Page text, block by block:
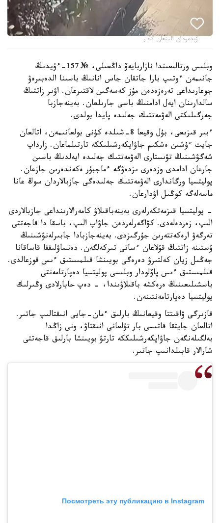
ۆيدەودان الىنعان كادر
وبلىس ورتالىعىندا نازاربايەۆ داڭعىلى، № 157-ءۇيدىڭ
جانىمەن ءوتىپ بارا جاتقان جاس انانىڭ باسىنا الدەبىرەۋ
جوعارىداعى تەرەزەدەن مۇز كەسەگىن لاقتىرعان. اۋىر زاتتىڭ
سالدارىنان ايەل ادامنىڭ باسى جارىلعان. بەينەجازبا
جەرگىلىكتى الەۋمەتتىك جەلىدە پايدا بولدى.
ءبىر قىزىعى، بۇل وقيعا 8-شىلدە كۇنى بولعانىمەن، اتالعان
جايت ءۇشىن ەشكىم جاۋاپكەرشىلىككە تارتىلماعان. زارداپ
شەگۋشىنىڭ تۋىستارى الەۋمەتتىك جەلىدە ايەلدىڭ باسىن
جارعان ادامدى وزدەرى ىزدەۋگە ءماجبۇر ەكەندەرىن جازعان.
پوليتسيا ورگاندارى الەۋمەتتىك جەلىدەگى جازبالاردان سوڭ عانا
ماسەلەگە كوڭىل اۋدارعان.
- پوليتسيا قىزمەتكەرلەرى بەينەباقىلاۋ كامەرالارىنداعى جازبالاردى
الىپ، زەردەلەدى. كۋاگەرلەردەن جاۋاپ الىپ، باسقا دا قاجەتتى
تەرگەۋ ارەكەتتەرىن جۇرگىزدى. بەينەجازبادا جابىرلەنۋشىنىڭ
ۇستىنە زاتتىڭ قۇلاعان ءساتى تىركەلگەن. دەنساۋلىققا قاساقانا
جەڭىل زيان كەلتىرۋ دەرەگى بويىنشا قىلمىستىق ءىس قوزعالدى.
قىلمىستىق ءىس پاۆلودار وبلىسى پوليتسيا دەپارتامەنتى
باسشىلىعىنىڭ ەرەكشە باقىلاۋىندا، - دەپ حابارلادى وڭىرلىك
پوليتسيا دەپارتامەنتىنەن.
قازىرگى ۋاقىتتا وقيعانىڭ بارلىق ءمان-جايى انىقتالىپ جاتىر.
اتالعان جايتقا قاتىسى بار تۇلعانى انىقتاۋ، ونى زاڭدا
بەلگىلەنگەن جاۋاپكەرشىلىككە تارتۋ بويىنشا بارلىق قاجەتتى
شارالار قابىلدانىپ جاتىر.
Посмотреть эту публикацию в Instagram